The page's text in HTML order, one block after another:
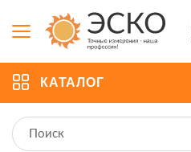
КАТАЛОГ